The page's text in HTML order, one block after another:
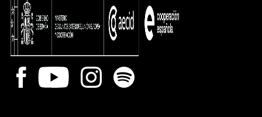
Facebook
Youtube InstagramSpotify